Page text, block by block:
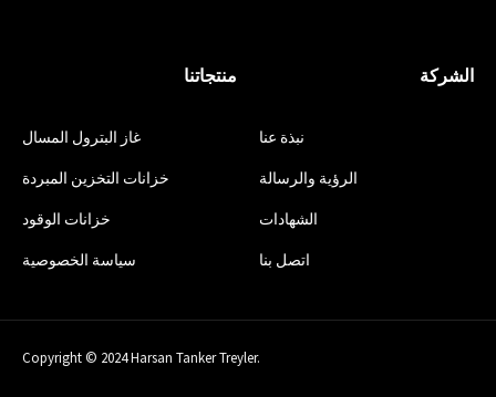
منتجاتنا
غاز البترول المسال
خزانات التخزين المبردة
خزانات الوقود
سياسة الخصوصية
الشركة
نبذة عنا
الرؤية والرسالة
الشهادات
اتصل بنا
Copyright © 2024 Harsan Tanker Treyler.